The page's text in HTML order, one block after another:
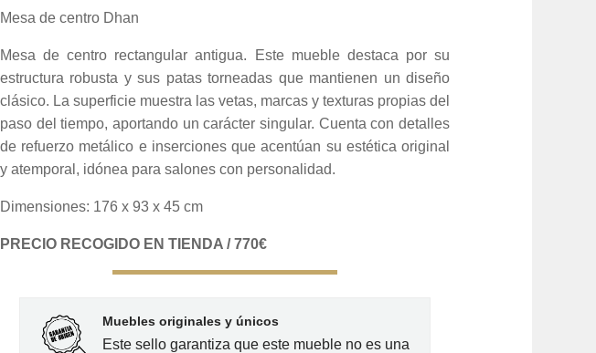
Mesa de centro Dhan
Mesa de centro rectangular antigua. Este mueble destaca por su
estructura robusta y sus patas torneadas que mantienen un diseño
clásico. La superficie muestra las vetas, marcas y texturas propias del
paso del tiempo, aportando un carácter singular. Cuenta con detalles
de refuerzo metálico e inserciones que acentúan su estética original
y atemporal, idónea para salones con personalidad.
Dimensiones: 176 x 93 x 45 cm
PRECIO RECOGIDO EN TIENDA / 770€
Muebles originales y únicos
Este sello garantiza que este mueble no es una